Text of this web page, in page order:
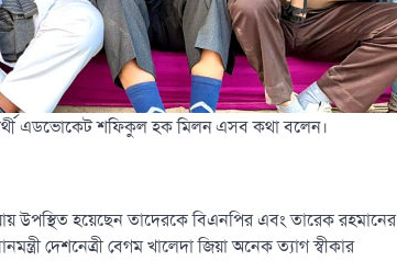
এডভোকেট শফিকুল হক মিলন এসব কথা বলেন।
উপস্থিত হয়েছেন তাদেরকে বিএনপির এবং তারেক রহমানের
দেশনেত্রী বেগম খালেদা জিয়া অনেক ত্যাগ স্বীকার